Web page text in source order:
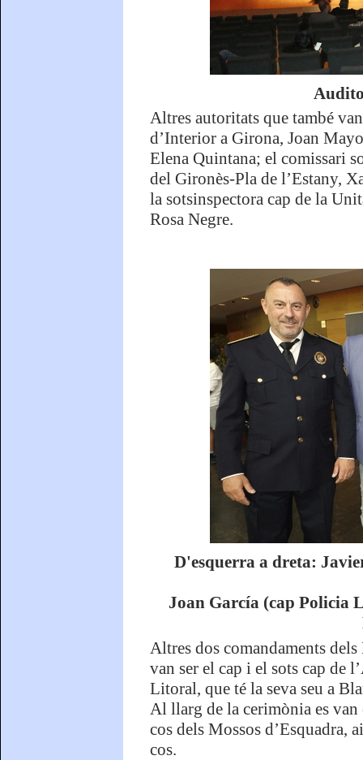
Altres autoritats que també
d’Interior a Girona, Joan
Elena Quintana; el comissari
del Gironès-Pla de l’Estany,
la sotsinspectora cap de la
Rosa Negre.
D'esquerra a dreta:
Joan García (cap Policia
Altres dos comandaments dels
van ser el cap i el sots cap de
Litoral, que té la seva seu a
Al llarg de la cerimònia es
cos dels Mossos d’Esquadra,
cos.